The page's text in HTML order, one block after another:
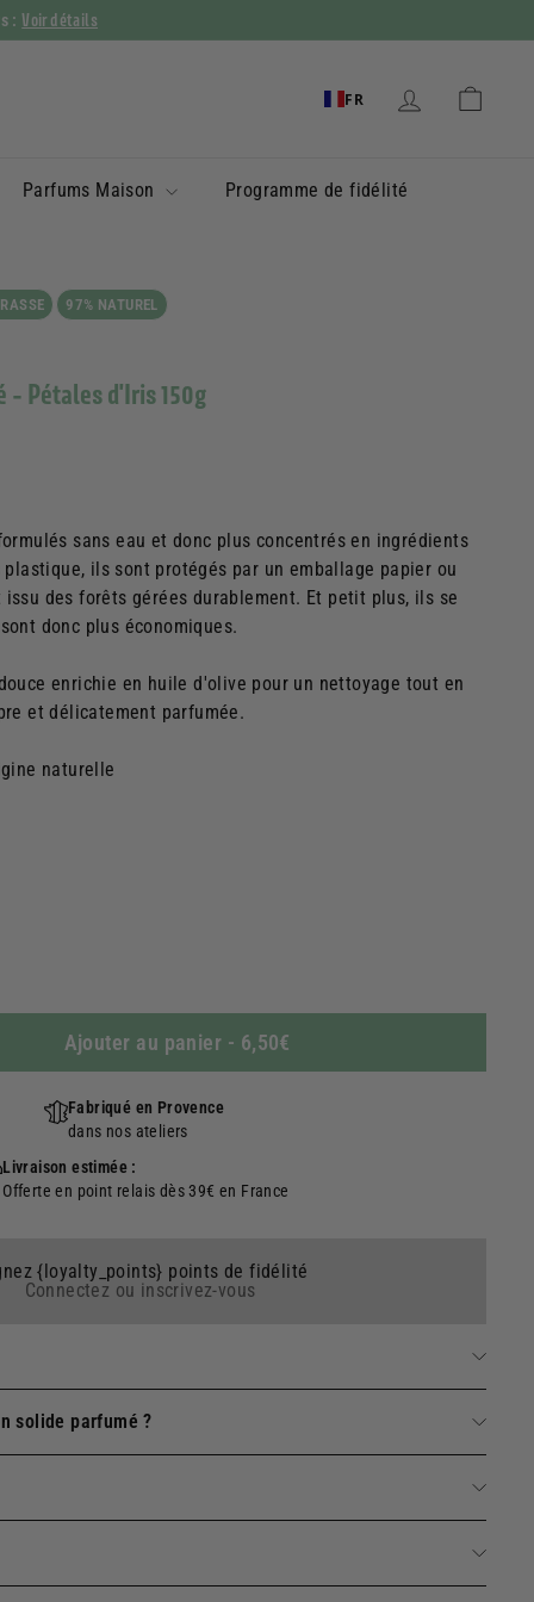
: Voir détails
FR
Parfums Maison Programme de fidélité
97% NATUREL
- Pétales d'Iris 150g
sans eau et donc plus concentrés en ingrédients
ils sont protégés par un emballage papier ou
des forêts gérées durablement. Et petit plus, ils se
donc plus économiques.
enrichie en huile d'olive pour un nettoyage tout en
et délicatement parfumée.
naturelle
Ajouter au panier - 6,50€
Fabriqué en Provence
dans nos ateliers
Livraison estimée :
Offerte en point relais dès 39€ en France
{loyalty_points} points de fidélité
Connectez ou inscrivez-vous
solide parfumé ?